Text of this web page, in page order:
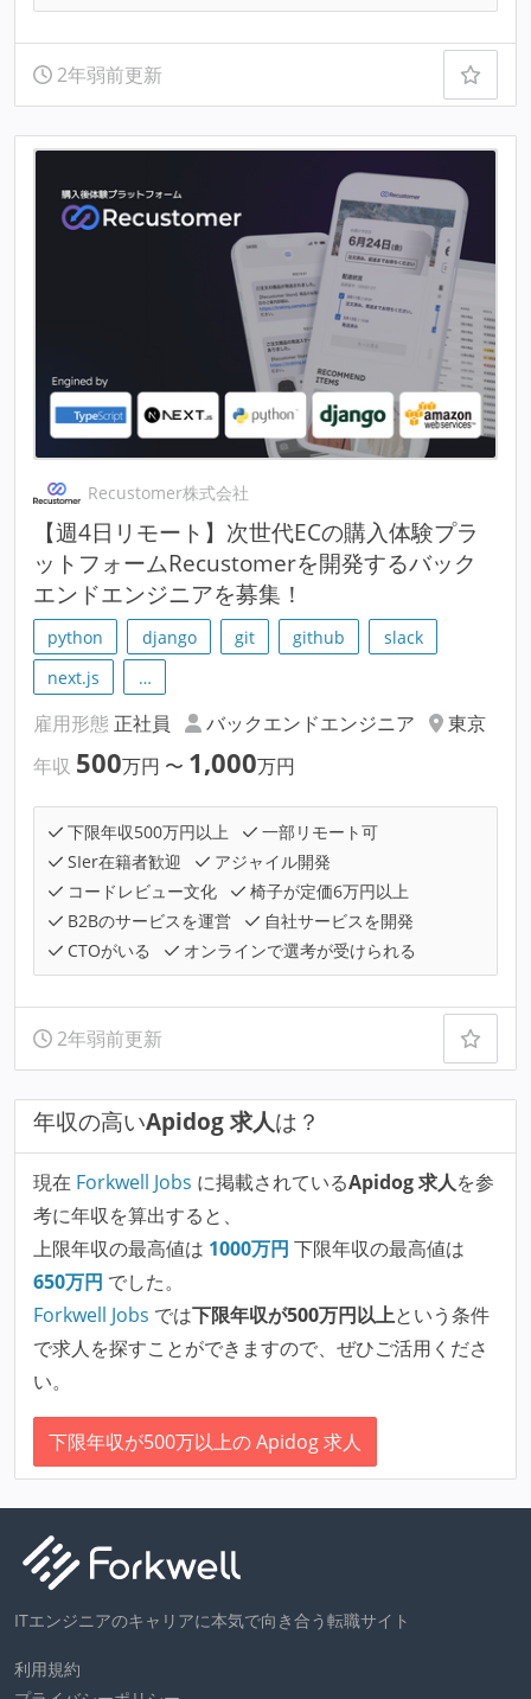
2年弱前更新
Recustomer株式会社
【週4日リモート】次世代ECの購入体験プラ
ットフォームRecustomerを開発するバック
エンドエンジニアを募集！
python django git github
slack
next.js
…
雇用形態 正社員 バックエンドエンジニア
東京
年収 500万円 〜 1,000万円
下限年収500万円以上
一部リモート可
SIer在籍者歓迎
アジャイル開発
コードレビュー文化
椅子が定価6万円以上
B2Bのサービスを運営
自社サービスを開発
CTOがいる
オンラインで選考が受けられる
2年弱前更新
年収の高いApidog 求人は？
現在 Forkwell Jobs に掲載されているApidog 求人を参
考に年収を算出すると、
上限年収の最高値は 1000万円 下限年収の最高値は
650万円 でした。
Forkwell Jobs では下限年収が500万円以上という条件
で求人を探すことができますので、ぜひご活用くださ
い。
下限年収が500万以上の Apidog 求人
ITエンジニアのキャリアに本気で向き合う転職サイト
利用規約